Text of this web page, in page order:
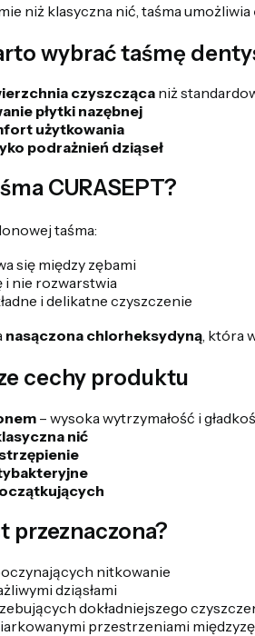
niż klasyczna nić, taśma umożliwia
wybrać taśmę
czyszczącaniż
płytki nazębnej
użytkowania
podrażnień dziąseł
CURASEPT?
taśma:
się między zębami
i nie rozwarstwia
i delikatne czyszczenie
nasączona chlorheksydyną, która
cechy produktu
– wysoka wytrzymałość i
nić
przeznaczona?
nitkowanie
dziąsłami
dokładniejszego
przestrzeniami